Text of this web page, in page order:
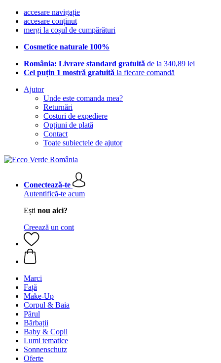
accesare navigație
accesare conținut
mergi la coșul de cumpărături
Cosmetice naturale 100%
România: Livrare standard gratuită de la 340,89 lei
Cel puțin 1 mostră gratuită la fiecare comandă
Ajutor
Unde este comanda mea?
Returnări
Costuri de expediere
Opțiuni de plată
Contact
Toate subiectele de ajutor
Conectează-te
Autentifică-te acum
Ești nou aici?
Creează un cont
Marci
Față
Make-Up
Corpul & Baia
Părul
Bărbații
Baby & Copil
Lumi tematice
Sonnenschutz
Oferte